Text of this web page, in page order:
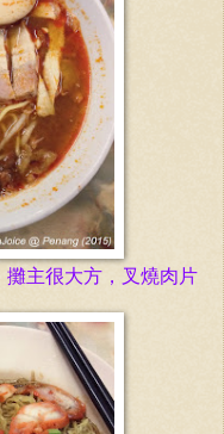
攤主很大方，叉 燒肉片